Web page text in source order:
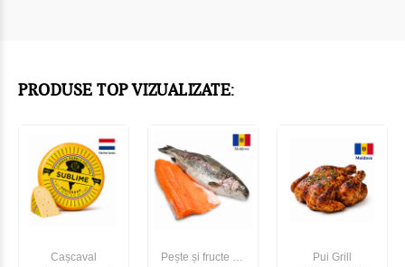
PRODUSE TOP VIZUALIZATE:
Cașcaval
Pește și fructe de
Pui Grill